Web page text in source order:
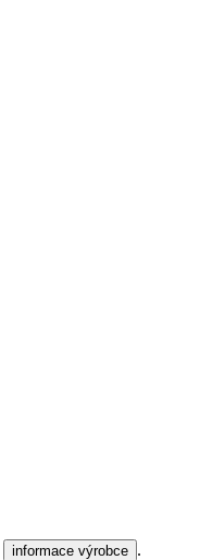
informace výrobce .